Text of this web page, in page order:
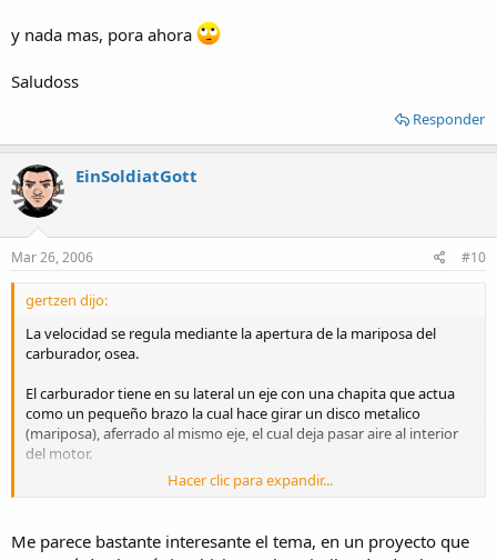
y nada mas, pora ahora
Saludoss
Responder
EinSoldiatGott
Mar 26, 2006 #10
gertzen dijo:
La velocidad se regula mediante la apertura de la mariposa del
carburador, osea.
El carburador tiene en su lateral un eje con una chapita que actua
como un pequeño brazo la cual hace girar un disco metalico
(mariposa), aferrado al mismo eje, el cual deja pasar aire al interior
del motor.
El aire pasa por un tuvo llamado venturi el cual tiene un pequeño
pasar a gran velocidad, resultando asi una aceleracion.
Hacer clic para expandir...
Me parece bastante interesante el tema, en un proyecto que